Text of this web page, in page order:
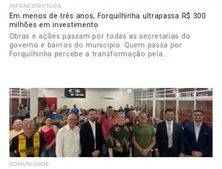
INFRAESTRUTURA
Em menos de três anos, Forquilhinha ultrapassa R$ 300
milhões em investimento
Obras e ações passam por todas as secretarias do
governo e bairros do município. Quem passa por
Forquilhinha percebe a transformação pela...
15.7 mil
COMUNIDADE